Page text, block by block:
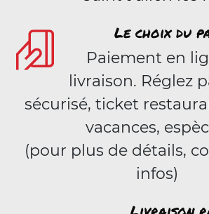
Le choix du
Paiement en
livraison. Réglez
sécurisé, ticket
vacances,
(pour plus de détails,
infos)